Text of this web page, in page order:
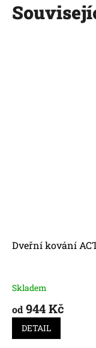
Dveřní kování
Skladem
od 944 Kč
DETAIL